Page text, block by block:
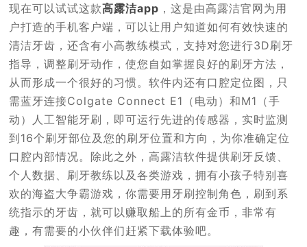
现在可以试试这款高露洁app ，这是由高露洁官网为用
户打造的手机客户端，可以让用户知道如何有效快速的
清洁牙齿，还含有小高教练模式，支持对您进行3D刷牙
指导，调整刷牙动作，使您自如掌握良好的刷牙方法，
从而形成一个很好的习惯。软件内还有口腔定位图，只
需蓝牙连接Colgate Connect E1（电动）和M1（手
动）人工智能牙刷，即可运行先进的传感器，实时监测
到16个刷牙部位及您的刷牙位置和方向，为你准确定位
口腔内部情况。除此之外，高露洁软件提供刷牙反馈、
个人数据、刷牙教练以及各类游戏，拥有小孩子特别喜
欢的海盗大争霸游戏，你需要用牙刷控制角色，刷到系
统指示的牙齿，就可以赚取船上的所有金币，非常有
趣，有需要的小伙伴们赶紧下载体验吧。